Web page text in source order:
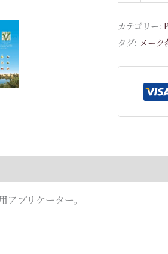
ク
落
と
ー
カテゴリー:
タグ: メーク
プリケーター。